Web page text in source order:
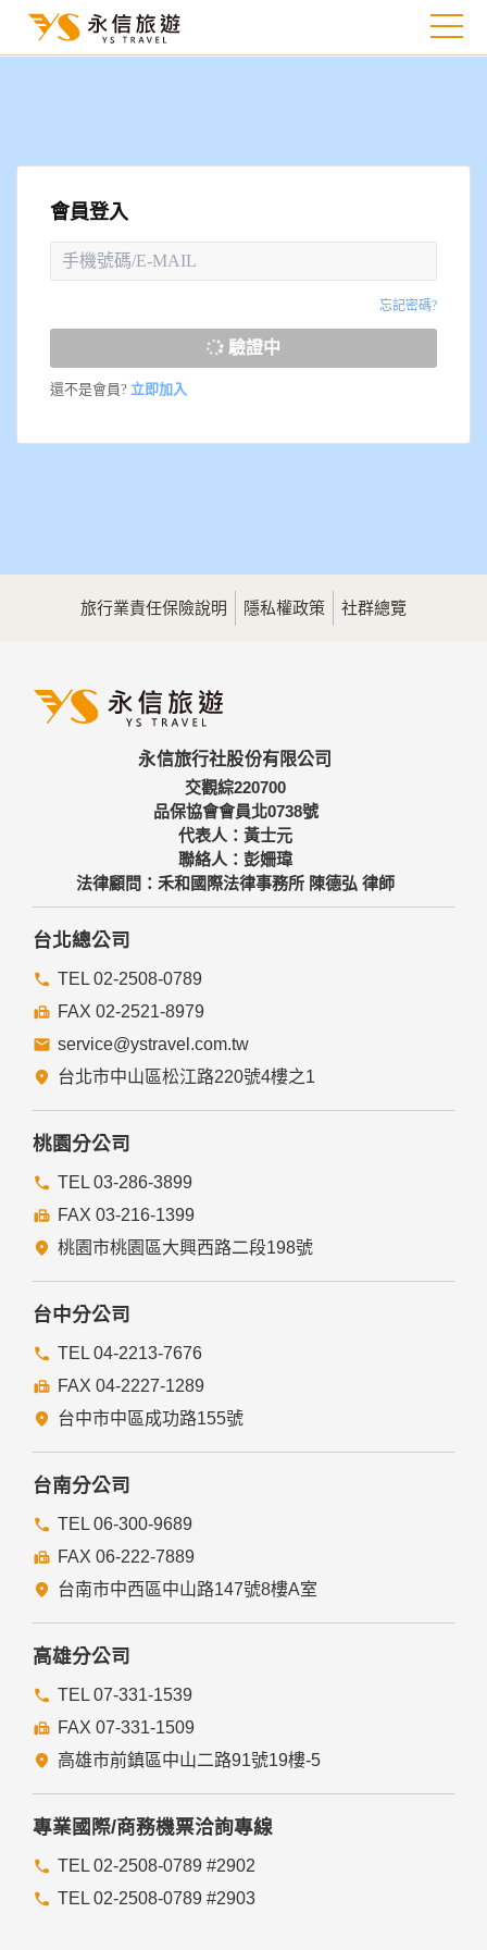
會員登入
忘記密碼?
驗證中
還不是會員? 立即加入
旅行業責任保險說明 隱私權政策 社群總覽
永信旅行社股份有限公司
交觀綜220700
品保協會會員北0738號
代表人：黃士元
聯絡人：彭姍瑋
法律顧問：禾和國際法律事務所 陳德弘 律師
台北總公司
TEL 02-2508-0789
FAX 02-2521-8979
service@ystravel.com.tw
台北市中山區松江路220號4樓之1
桃園分公司
TEL 03-286-3899
FAX 03-216-1399
桃園市桃園區大興西路二段198號
台中分公司
TEL 04-2213-7676
FAX 04-2227-1289
台中市中區成功路155號
台南分公司
TEL 06-300-9689
FAX 06-222-7889
台南市中西區中山路147號8樓A室
高雄分公司
TEL 07-331-1539
FAX 07-331-1509
高雄市前鎮區中山二路91號19樓-5
專業國際/商務機票洽詢專線
TEL 02-2508-0789 #2902
TEL 02-2508-0789 #2903